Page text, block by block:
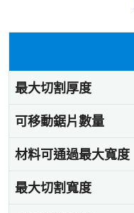
最大切割厚度
可移動鋸片數量
材料可通過最大寬度
最大切割寬度